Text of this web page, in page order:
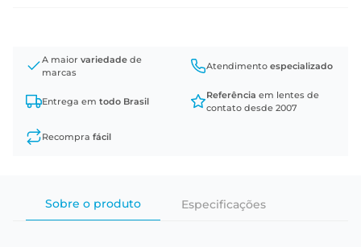
A maior variedade de
marcas
Atendimento especializado
Entrega em todo Brasil
Referência em lentes de
contato desde 2007
Recompra fácil
Sobre o produto Especificações